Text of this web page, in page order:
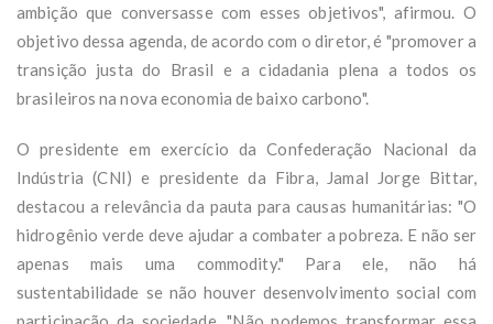
ambição que conversasse com esses objetivos", afirmou. O
objetivo dessa agenda, de acordo com o diretor, é "promover a
transição justa do Brasil e a cidadania plena a todos os
brasileiros na nova economia de baixo carbono".
O presidente em exercício da Confederação Nacional da
Indústria (CNI) e presidente da Fibra, Jamal Jorge Bittar,
destacou a relevância da pauta para causas humanitárias: "O
hidrogênio verde deve ajudar a combater a pobreza. E não ser
apenas mais uma commodity." Para ele, não há
sustentabilidade se não houver desenvolvimento social com